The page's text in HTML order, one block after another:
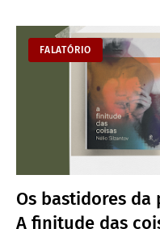
FALATÓRIO
Os bastidores
A finitude das